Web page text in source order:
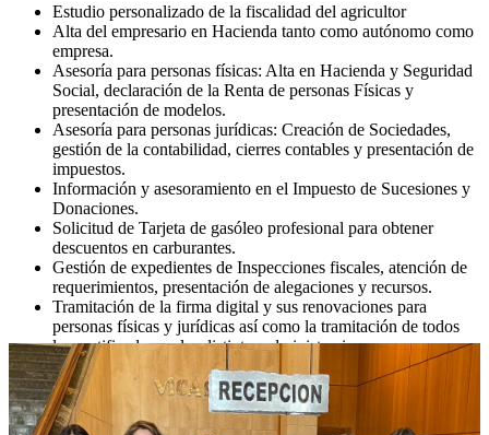
Estudio personalizado de la fiscalidad del agricultor
Alta del empresario en Hacienda tanto como autónomo como
empresa.
Asesoría para personas físicas: Alta en Hacienda y Seguridad
Social, declaración de la Renta de personas Físicas y
presentación de modelos.
Asesoría para personas jurídicas: Creación de Sociedades,
gestión de la contabilidad, cierres contables y presentación de
impuestos.
Información y asesoramiento en el Impuesto de Sucesiones y
Donaciones.
Solicitud de Tarjeta de gasóleo profesional para obtener
descuentos en carburantes.
Gestión de expedientes de Inspecciones fiscales, atención de
requerimientos, presentación de alegaciones y recursos.
Tramitación de la firma digital y sus renovaciones para
personas físicas y jurídicas así como la tramitación de todos
los certificados en las distintas administraciones.
Contratos de arrendamiento y préstamo y sus liquidaciones en
la Junta de Andalucía.
Tramitación de Ayudas para la agricultura en la adquisición de
fincas.